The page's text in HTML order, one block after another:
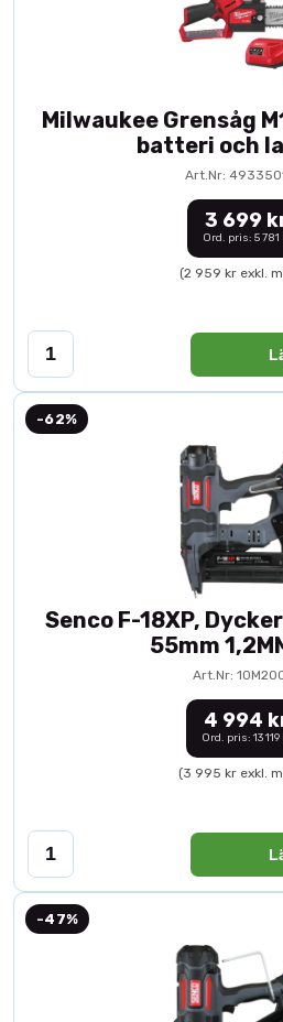
Milwaukee Grensåg
batteri och
Art.Nr:
3 699
Ord. pris: 5 781
(2 959 kr exkl.
-62%
Senco F-18XP,
55mm
Art.Nr:
4 994
Ord. pris: 13 119
(3 995 kr exkl.
-47%